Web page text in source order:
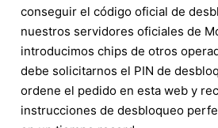
conseguir el código oficial de
nuestros servidores oficiales de
introducimos chips de otros
debe solicitarnos el PIN de
ordene el pedido en esta web y
instrucciones de desbloqueo